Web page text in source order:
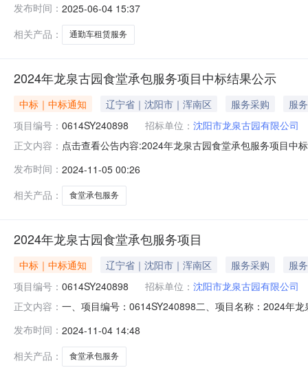
额：153300元最高限价：153300元采购需求：2025年
不
发布时间： 2025-06-04 15:37
相关产品：
通勤车租赁服务
2024年龙泉古园食堂承包服务项目中标结果公示
中标｜中标通知 辽宁省｜沈阳市｜浑南区 服务采购
服务
项目编号： 0614SY240898 招标单位： 沈阳市龙泉古园有限公司
正文内容： 点击查看公告内容:2024年龙泉古园食堂承包服务项目中
招标项目的监督部门为沈阳市龙泉古园有限公司。四、
发布时间： 2024-11-05 00:26
相关产品：
食堂承包服务
2024年龙泉古园食堂承包服务项目
中标｜中标通知 辽宁省｜沈阳市｜浑南区 服务采购
服务
项目编号： 0614SY240898 招标单位： 沈阳市龙泉古园有限公司
正文内容： 一、项目编号：0614SY240898二、项目名称：2024年
六、其他补充事宜无七、凡对本次采购提出询问，请按
生024-2476
发布时间： 2024-11-04 14:48
相关产品：
食堂承包服务